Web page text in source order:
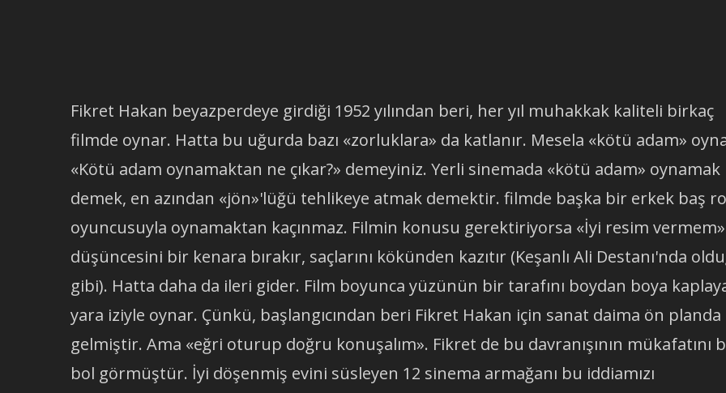
Fikret Hakan beyazperdeye girdiği 1952 yılından beri, her yıl muhakkak kaliteli birkaç
filmde oynar. Hatta bu uğurda bazı «zorluklara» da katlanır. Mesela «kötü adam»
«Kötü adam oynamaktan ne çıkar?» demeyiniz. Yerli sinemada «kötü adam» oynamak
demek, en azından «jön»'lüğü tehlikeye atmak demektir. filmde başka bir erkek baş
oyuncusuyla oynamaktan kaçınmaz. Filmin konusu gerektiriyorsa «İyi resim vermem»
düşüncesini bir kenara bırakır, saçlarını kökünden kazıtır (Keşanlı Ali Destanı'nda
gibi). Hatta daha da ileri gider. Film boyunca yüzünün bir tarafını boydan boya
yara iziyle oynar. Çünkü, başlangıcından beri Fikret Hakan için sanat daima ön planda
gelmiştir. Ama «eğri oturup doğru konuşalım». Fikret de bu davranışının mükafatını
bol görmüştür. İyi döşenmiş evini süsleyen 12 sinema armağanı bu iddiamızı